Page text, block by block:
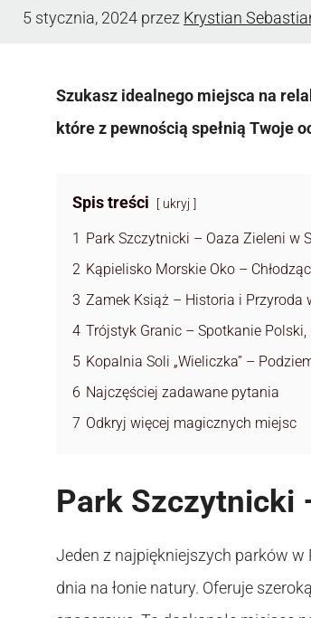
5 stycznia, 2024 przez Krystian
Szukasz idealnego miejsca na
które z pewnością spełnią Twoje
Spis treści ukryj
1
Park Szczytnicki – Oaza Zieleni w
2 Kąpielisko Morskie Oko –
3 Zamek Książ – Historia i Przyroda
4 Trójstyk Granic – Spotkanie Polski,
5 Kopalnia Soli „Wieliczka” –
6 Najczęściej zadawane pytania
7 Odkryj więcej magicznych miejsc
Park Szczytnicki
Jeden z najpiękniejszych parków w
dnia na łonie natury. Oferuje